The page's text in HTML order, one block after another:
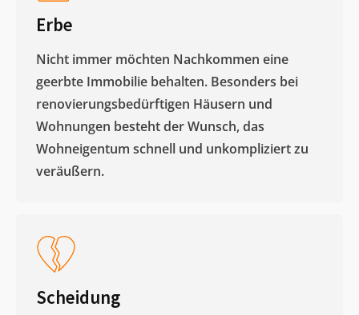
Erbe
Nicht immer möchten Nachkommen eine
geerbte Immobilie behalten. Besonders bei
renovierungsbedürftigen Häusern und
Wohnungen besteht der Wunsch, das
Wohneigentum schnell und unkompliziert zu
veräußern. ​
Scheidung